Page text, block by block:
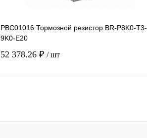
PBC01016 Тормозной резистор BR-P8K0-T3-
9K0-E20
52 378.26 ₽ / шт
Купить в 1 клик Сравнение